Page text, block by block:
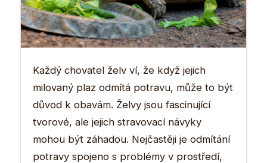
Každý chovatel želv ví, že když jejich
milovaný plaz odmítá potravu, může to být
důvod k obavám. Želvy jsou fascinující
tvorové, ale jejich stravovací návyky
mohou být záhadou. Nejčastěji je odmítání
potravy spojeno s problémy v prostředí,